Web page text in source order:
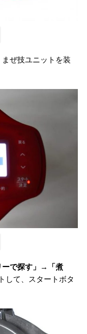
まぜ技ユニットを装
ーで探す」→「煮
して、スタートボタ